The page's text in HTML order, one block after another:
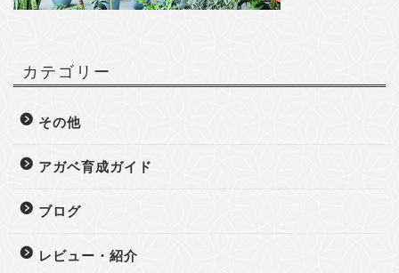
カテゴリー
その他
アガベ育成ガイド
ブログ
レビュー・紹介